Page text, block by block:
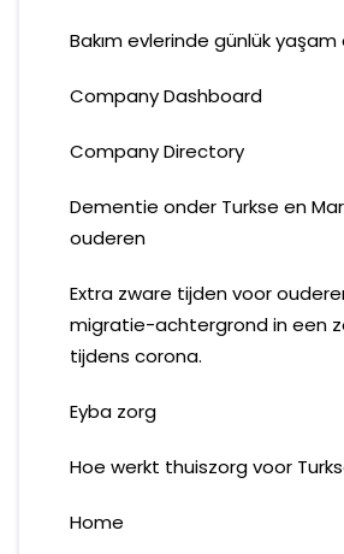
Bakım evlerinde günlük
Company Dashboard
Company Directory
Dementie onder Turkse en
ouderen
Extra zware tijden voor
migratie-achtergrond in een
tijdens corona.
Eyba zorg
Hoe werkt thuiszorg voor
Home